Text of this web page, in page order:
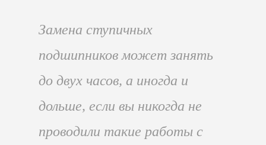
Замена ступичных
подшипников может занять
до двух часов, а иногда и
дольше, если вы никогда не
проводили такие работы с